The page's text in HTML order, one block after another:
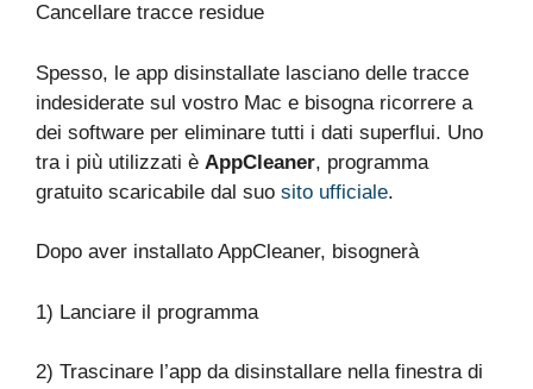
Cancellare tracce residue
Spesso, le app disinstallate lasciano delle tracce
indesiderate sul vostro Mac e bisogna ricorrere a
dei software per eliminare tutti i dati superflui. Uno
tra i più utilizzati è AppCleaner, programma
gratuito scaricabile dal suo sito ufficiale.
Dopo aver installato AppCleaner, bisognerà
1) Lanciare il programma
2) Trascinare l’app da disinstallare nella finestra di